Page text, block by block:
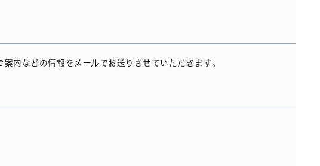
内などの情報をメールでお送りさせていただきます。